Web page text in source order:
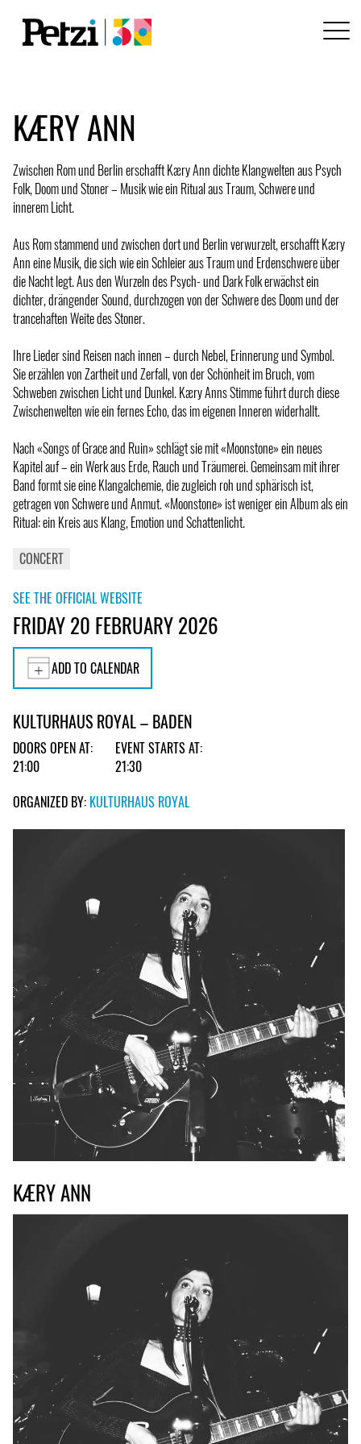
KÆRY ANN
Zwischen Rom und Berlin erschafft Kæry Ann dichte Klangwelten aus Psych
Folk, Doom und Stoner – Musik wie ein Ritual aus Traum, Schwere und
innerem Licht.
Aus Rom stammend und zwischen dort und Berlin verwurzelt, erschafft Kæry
Ann eine Musik, die sich wie ein Schleier aus Traum und Erdenschwere über
die Nacht legt. Aus den Wurzeln des Psych- und Dark Folk erwächst ein
dichter, drängender Sound, durchzogen von der Schwere des Doom und der
trancehaften Weite des Stoner.
Ihre Lieder sind Reisen nach innen – durch Nebel, Erinnerung und Symbol.
Sie erzählen von Zartheit und Zerfall, von der Schönheit im Bruch, vom
Schweben zwischen Licht und Dunkel. Kæry Anns Stimme führt durch diese
Zwischenwelten wie ein fernes Echo, das im eigenen Inneren widerhallt.
Nach «Songs of Grace and Ruin» schlägt sie mit «Moonstone» ein neues
Kapitel auf – ein Werk aus Erde, Rauch und Träumerei. Gemeinsam mit ihrer
Band formt sie eine Klangalchemie, die zugleich roh und sphärisch ist,
getragen von Schwere und Anmut. «Moonstone» ist weniger ein Album als ein
Ritual: ein Kreis aus Klang, Emotion und Schattenlicht.
CONCERT
SEE THE OFFICIAL WEBSITE
FRIDAY 20 FEBRUARY 2026
ADD TO CALENDAR
KULTURHAUS ROYAL – BADEN
DOORS OPEN AT:
21:00
EVENT STARTS AT:
21:30
ORGANIZED BY: KULTURHAUS ROYAL
KÆRY ANN